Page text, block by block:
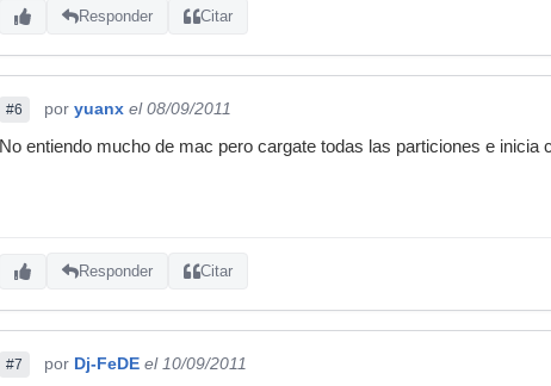
Responder Citar
#6 por yuanx el 08/09/2011
No entiendo mucho de mac pero cargate todas las particiones e inicia
Responder Citar
#7 por Dj-FeDE el 10/09/2011